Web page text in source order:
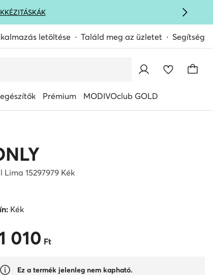
KÉZITÁSKÁK
letöltése Találd meg az üzletet Segítség
Prémium MODIVOclub GOLD
Lima 15297979 Kék
Kék
Ft
010 Ft
Ez a termék jelenleg nem kapható.